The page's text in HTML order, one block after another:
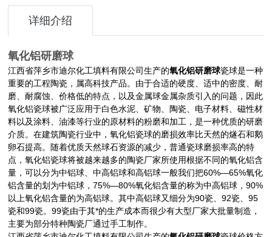
详细介绍
氧化铝研磨球
江西省萍乡市迪尔化工填料有限公司生产的氧化铝研磨球瓷球是一种
重要的工程陶瓷，属高科技产品。由于合适的硬度、适中的密度、耐
磨、耐腐蚀、价格低的特点，以及金属球金属杂质引入的问题，因此
氧化铝瓷球被广泛应用于白色水泥、矿物、陶瓷、电子材料、磁性材
料以及涂料、油漆等行业的原材料的粉磨和加工，是一种优质的研磨
介质。在建筑陶瓷行业中，氧化铝瓷球的磨损效率比天然的燧石和鹅
卵石提高。随着优质天然球石资源的减少，普通瓷球磨损率高的特
点，氧化铝瓷球将被越来越多的陶瓷厂家所使用根据不同的氧化铝含
量，可以分为中铝球、中高铝球和高铝球一般我们把60%—65%氧化
铝含量的划为中铝球，75%—80%氧化铝含量的称为中高铝球，90%
以上氧化铝含量的为高铝球。其中高铝球又细分为90瓷、92瓷、95
瓷和99瓷。99瓷由于其*的生产成本而很少有大型厂家大批量制造，
主要为部分特种陶瓷厂通过手工制作。